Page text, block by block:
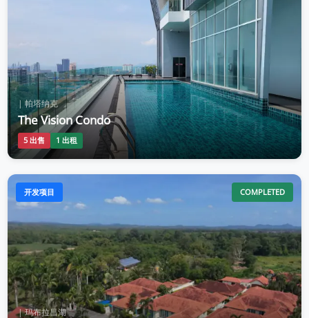
| 帕塔纳克
The Vision Condo
5 出售 1 出租
开发项目 COMPLETED
| 玛布拉昌湖